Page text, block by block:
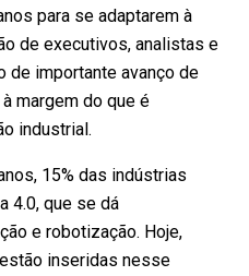
para se adaptarem à
de executivos, analistas e
de importante avanço de
margem do que é
industrial.
15% das indústrias
4.0, que se dá
e robotização. Hoje,
inseridas nesse